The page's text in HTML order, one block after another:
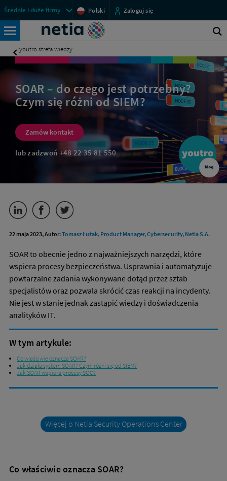
System
SOAR
–
do
czego
potrzebny?
Menu
przestrzeni
klienckich
Średnie i duże firmy Polski Zaloguj się
Średnie
i
duże
firmy
-
Oferta
Netii
na
zintegrowane
komunikacyjne
firm.
Wyszukiwarka
youtro strefa wiedzy
SOAR – do czego jest potrzebny?
Czym się różni od SIEM?
Zamów kontakt
lub zadzwoń +48 22 35 81 550
22 maja 2023, Autor:Tomasz Łużak, Product Manager, Cybersecurity, Netia S.A.
SOAR to obecnie jedno z najważniejszych narzędzi, które
wspiera procesy bezpieczeństwa. Usprawnia i automatyzuje
powtarzalne zadania wykonywane dotąd przez sztab
specjalistów oraz pozwala skrócić czas reakcji na incydenty.
Nie jest w stanie jednak zastąpić wiedzy i doświadczenia
analityków IT.
W tym artykule:
Co właściwie oznacza SOAR?
Jak działa system SOAR? Czym różni się od SIEM?
Jak SOAR wspiera procesy SOC?
Więcej o Netia Security Operations Center
Co właściwie oznacza SOAR?